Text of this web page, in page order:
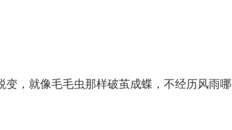
，就像毛毛虫那样破茧成蝶，不经历风雨哪